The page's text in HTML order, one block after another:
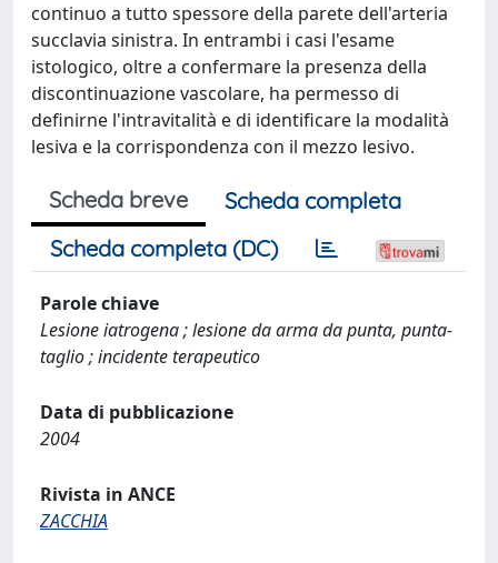
continuo a tutto spessore della parete dell'arteria
succlavia sinistra. In entrambi i casi l'esame
istologico, oltre a confermare la presenza della
discontinuazione vascolare, ha permesso di
definirne l'intravitalità e di identificare la modalità
lesiva e la corrispondenza con il mezzo lesivo.
Scheda breve
Scheda completa
Scheda completa (DC)
Parole chiave
Lesione iatrogena ; lesione da arma da punta, punta-
taglio ; incidente terapeutico
Data di pubblicazione
2004
Rivista in ANCE
ZACCHIA